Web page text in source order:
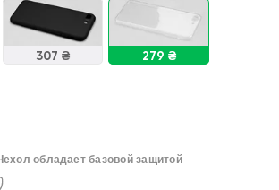
307 ₴ 279 ₴
обладает базовой защитой